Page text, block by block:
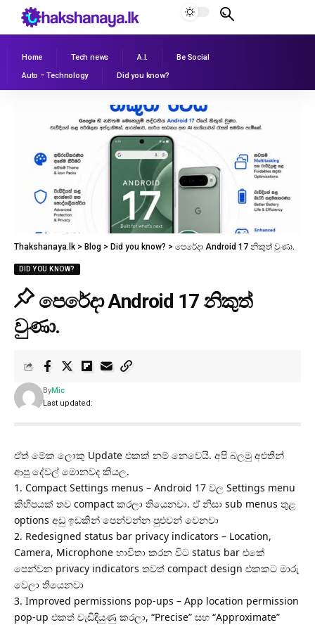
Home Tech news A.I.
Be Social
Auto – Technology
Did you know?
Thakshanaya.lk > Blog > Did you know? > පෙරේදා Android 17 නිකුත් වුණා.
DID YOU KNOW?
පෙරේදා Android 17 නිකුත්
වුණා.
Last updated:
ByMic
ඒත් මේක ලොකු Update එකක් නම් නෙවෙයි. අපි බලමු අළුතින්
ආපු දේවල් මොනවද කියල.
1. Compact Settings menus – Android 17 වල Settings menu
කිහිපයක් තව compact කරලා තියෙනවා. ඒ නිසා sub menus තුළ
options අඩු ඉඩකින් පෙන්වන්න පුළුවන් වෙනවා
2. Redesigned status bar privacy indicators – Location,
Camera, Microphone භාවිතා කරන විට status bar එකේ
පෙන්වන privacy indicators තවත් compact design එකකට මාරු
වෙලා තියෙනවා
3. Improved permissions pop-ups – App location permission
pop-up එකත් වැඩිදියුණු කරලා, “Precise” සහ “Approximate”